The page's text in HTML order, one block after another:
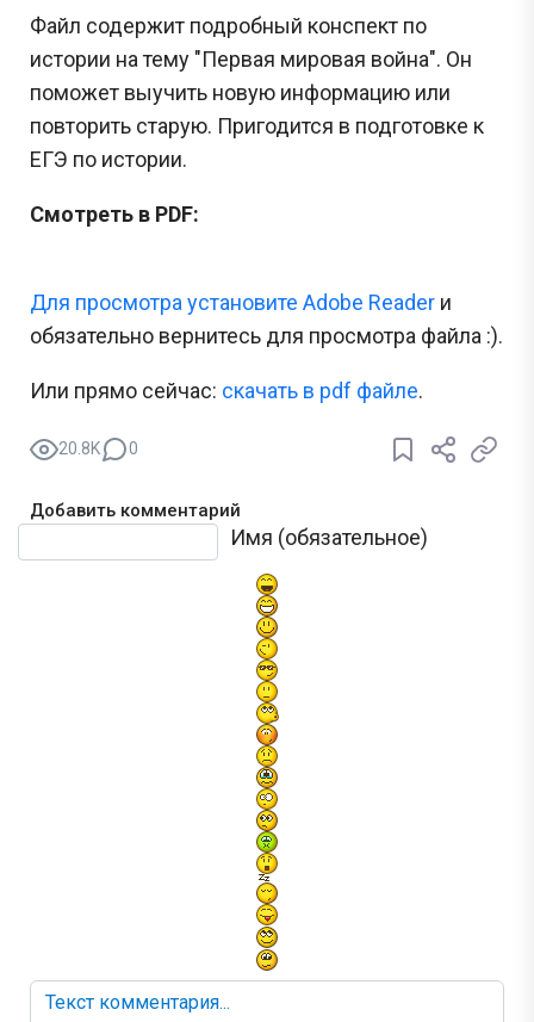
Файл содержит подробный конспект по
истории на тему "Первая мировая война". Он
поможет выучить новую информацию или
повторить старую. Пригодится в подготовке к
ЕГЭ по истории.
Смотреть в PDF:
Для просмотра установите Adobe Reader и
обязательно вернитесь для просмотра файла :).
Или прямо сейчас: cкачать в pdf файле.
20.8K 0
Добавить комментарий
Имя (обязательное)